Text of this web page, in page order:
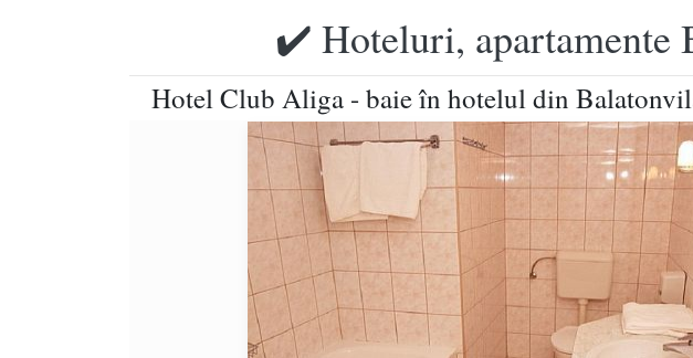
✔️ Hoteluri, apartamente
Hotel Club Aliga - baie în hotelul din